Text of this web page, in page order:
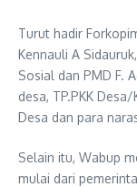
Turut hadir
Kennauli A
Sosial dan PMD F.
desa, TP.PKK
Desa dan para
Selain itu, Wabup
mulai dari